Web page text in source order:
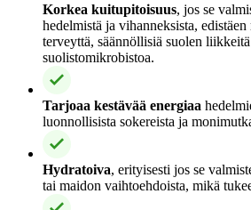
Korkea kuitupitoisuus, jos se
hedelmistä ja vihanneksista, edistäen
terveyttä, säännöllisiä suolen
suolistomikrobistoa.
Tarjoaa kestävää energiaa
luonnollisista sokereista ja
Hydratoiva, erityisesti jos se
tai maidon vaihtoehdoista, mikä